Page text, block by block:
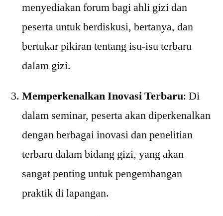
menyediakan forum bagi ahli gizi dan
peserta untuk berdiskusi, bertanya, dan
bertukar pikiran tentang isu-isu terbaru
dalam gizi.
Memperkenalkan Inovasi Terbaru: Di
dalam seminar, peserta akan diperkenalkan
dengan berbagai inovasi dan penelitian
terbaru dalam bidang gizi, yang akan
sangat penting untuk pengembangan
praktik di lapangan.